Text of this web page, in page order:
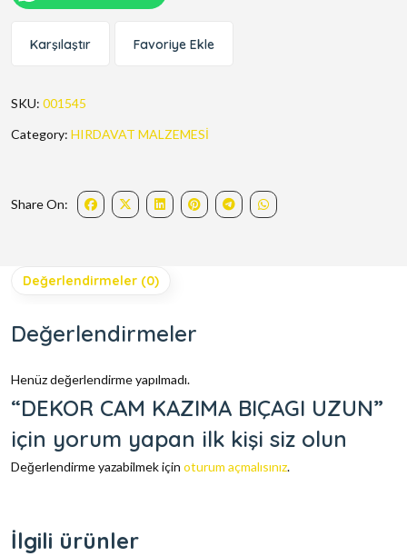
Karşılaştır Favoriye Ekle
SKU: 001545
Category: HIRDAVAT MALZEMESİ
Share On:
Değerlendirmeler (0)
Değerlendirmeler
Henüz değerlendirme yapılmadı.
“DEKOR CAM KAZIMA BIÇAGI UZUN”
için yorum yapan ilk kişi siz olun
Değerlendirme yazabilmek için oturum açmalısınız.
İlgili ürünler